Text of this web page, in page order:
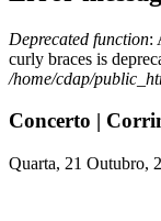
Deprecated function:
curly braces is
/home/cdap/
Concerto |
Quarta, 21 Outubro,